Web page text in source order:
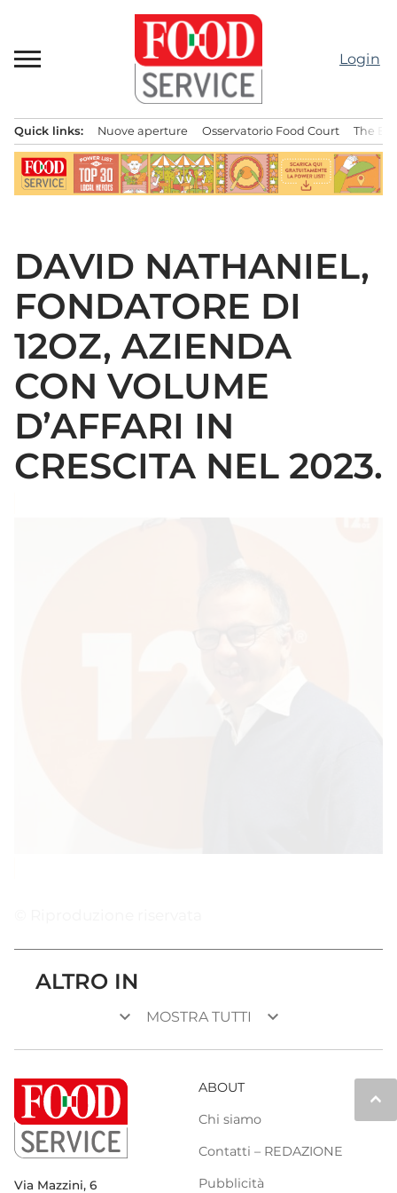
contenuto
Login
principale
Quick links: Nuove aperture Osservatorio Food Court The
DAVID NATHANIEL,
FONDATORE DI
12OZ, AZIENDA
CON VOLUME
D’AFFARI IN
CRESCITA NEL 2023.
ALTRO IN
keyboard_arrow_down MOSTRA TUTTI keyboard_arrow_down
keyboard_arrow_up
Via Mazzini, 6
ABOUT
Chi siamo
Contatti – REDAZIONE
Pubblicità